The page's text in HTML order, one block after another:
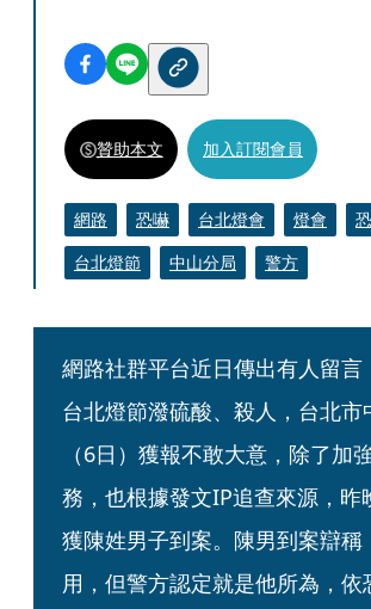
贊助本文 加入訂閱會員
網路 恐嚇 台北燈會 燈會
台北燈節
中山分局 警方
網路社群平台近日傳出有人留言
台北燈節潑硫酸、殺人，台北
（6日）獲報不敢大意，除了加
務，也根據發文IP追查來源，昨
獲陳姓男子到案。陳男到案辯稱
用，但警方認定就是他所為，依